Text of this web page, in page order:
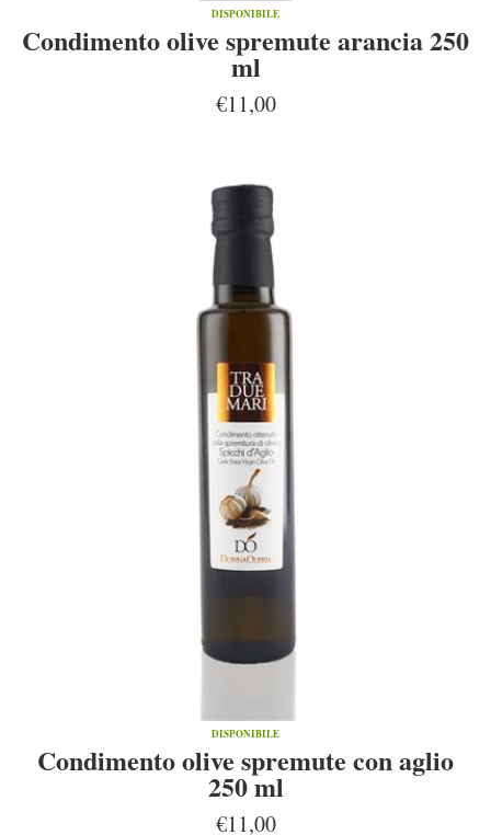
DISPONIBILE
Condimento olive spremute arancia 250
ml
€11,00
DISPONIBILE
Condimento olive spremute con aglio
250 ml
€11,00